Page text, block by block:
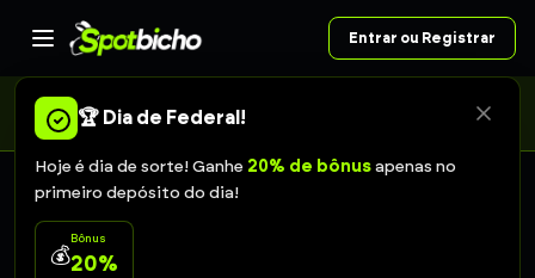
🏆 Dia de Federal!
Hoje é dia de sorte! Ganhe 20% de bônusapenas no
primeiro depósito do dia!
💰
Bônus
20%
Entrar ou Registrar
A Caixa alterou o calendário da Federal: o sorteio de sábado
passou para domingo, às 11h. As apostas de sábado continuam
valendo.
RESULTADOS EM TEMPO REAL